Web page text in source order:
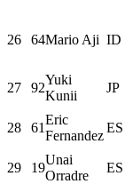
26 64Mario Aji ID
27 92
Yuki
Kunii
JP
28 61
Eric
Fernandez
ES
29 19
Unai
Orradre
ES